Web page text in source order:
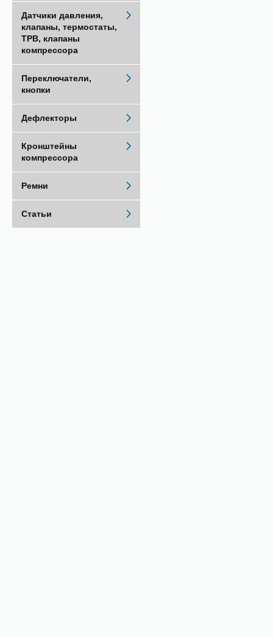
Датчики давления,
клапаны, термостаты,
ТРВ, клапаны
компрессора
Переключатели,
кнопки
Дефлекторы
Кронштейны
компрессора
Ремни
Статьи